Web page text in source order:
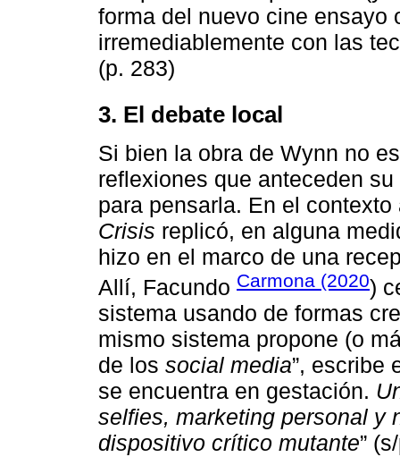
forma del nuevo cine ensayo
irremediablemente con las
(p. 283)
3. El debate local
Si bien la obra de Wynn no
reflexiones que anteceden
para pensarla. En el
Crisis replicó, en alguna
hizo en el marco de una
Allí, Facundo Carmona (2020)
sistema usando de formas
mismo sistema propone (o
de los social media”, escribe
se encuentra en gestación.
selfies, marketing personal y
dispositivo crítico mutante”